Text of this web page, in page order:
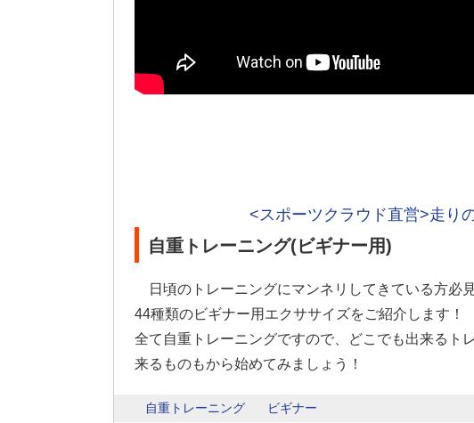
<スポーツクラウド直営>走り
自重トレーニング(ビギナー用)
日頃のトレーニングにマンネリしてきている方必見
44種類のビギナー用エクササイズをご紹介します！
全て自重トレーニングですので、どこでも出来るト
来るものもから始めてみましょう！
自重トレーニング ビギナー